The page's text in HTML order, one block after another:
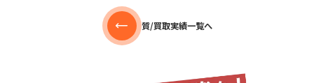
質/買取実績一覧へ